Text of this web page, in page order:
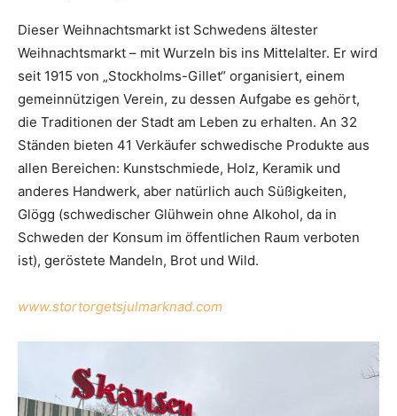
Dieser Weihnachtsmarkt ist Schwedens ältester
Weihnachtsmarkt – mit Wurzeln bis ins Mittelalter. Er wird
seit 1915 von „Stockholms-Gillet“ organisiert, einem
gemeinnützigen Verein, zu dessen Aufgabe es gehört,
die Traditionen der Stadt am Leben zu erhalten. An 32
Ständen bieten 41 Verkäufer schwedische Produkte aus
allen Bereichen: Kunstschmiede, Holz, Keramik und
anderes Handwerk, aber natürlich auch Süßigkeiten,
Glögg (schwedischer Glühwein ohne Alkohol, da in
Schweden der Konsum im öffentlichen Raum verboten
ist), geröstete Mandeln, Brot und Wild.
www.stortorgetsjulmarknad.com